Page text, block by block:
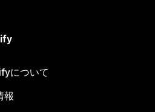
について
報